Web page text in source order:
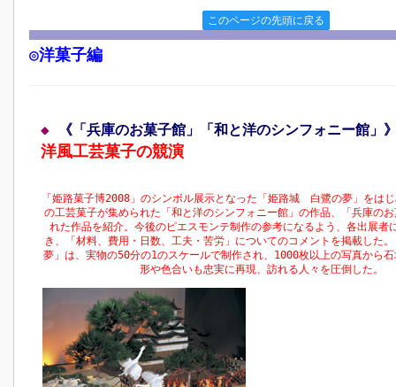
このページの先頭に戻る
◎洋菓子編
◆ 《「兵庫のお菓子館」「和と洋のシンフォニー館」
洋風工芸菓子の競演
「姫路菓子博2008」のシンボル展示となった「姫路城 白鷺の夢」をは
の工芸菓子が集められた「和と洋のシンフォニー館」の作品、「兵庫の
れた作品を紹介。今後のピエスモンテ制作の参考になるよう、各出展者
き、「材料、費用・日数、工夫・苦労」についてのコメントを掲載した
夢」は、実物の50分の1のスケールで制作され、1000枚以上の写真から
形や色合いも忠実に再現、訪れる人々を圧倒した。